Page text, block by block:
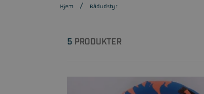
Hjem Bådudstyr
5 PRODUKTER